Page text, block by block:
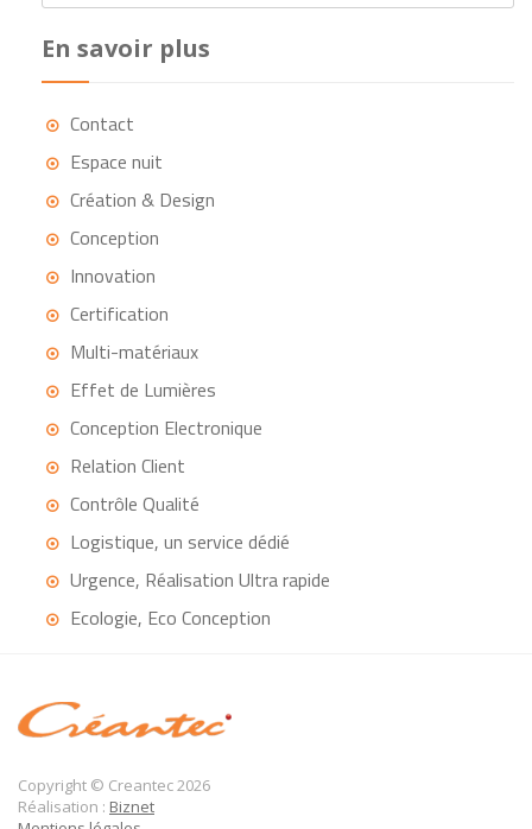
En savoir plus
Contact
Espace nuit
Création & Design
Conception
Innovation
Certification
Multi-matériaux
Effet de Lumières
Conception Electronique
Relation Client
Contrôle Qualité
Logistique, un service dédié
Urgence, Réalisation Ultra rapide
Ecologie, Eco Conception
Copyright © Creantec 2026
Réalisation : Biznet